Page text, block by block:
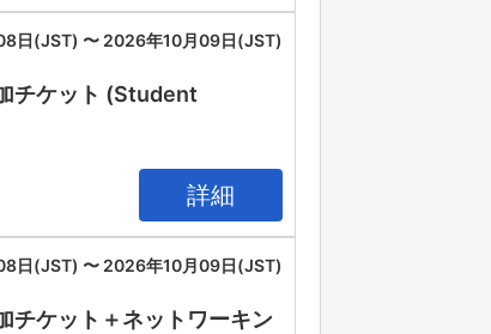
日(JST) 〜 2026年10月09日(JST)
チケット (Student
詳細
日(JST) 〜 2026年10月09日(JST)
ケット＋ネットワーキン